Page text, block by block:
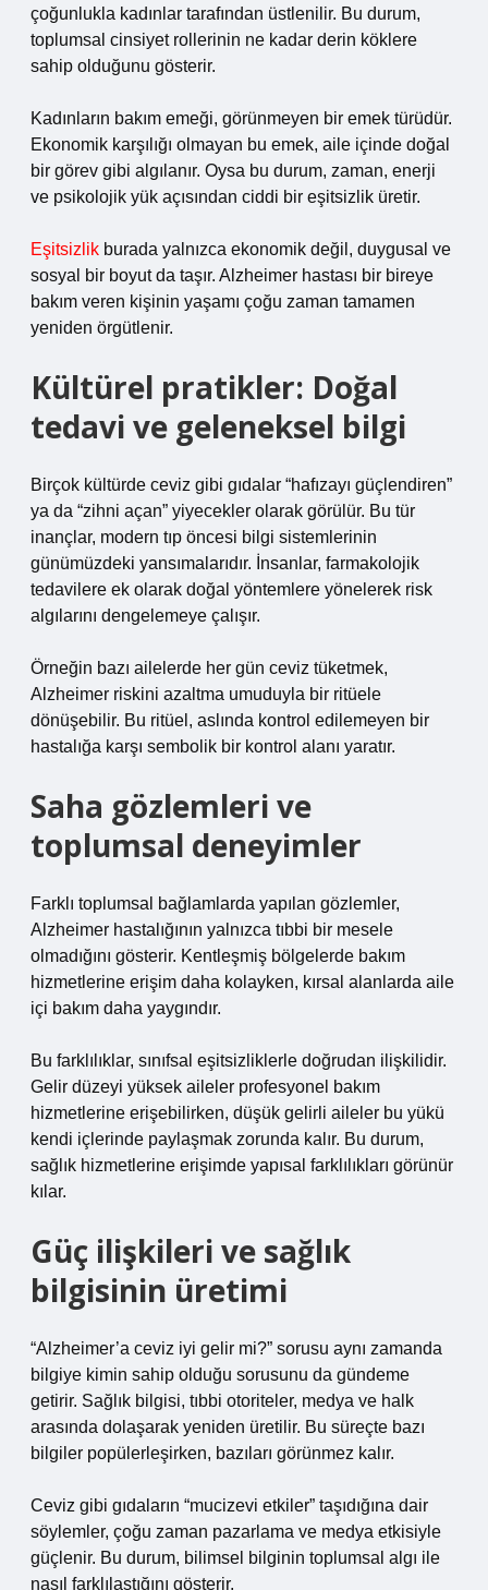
çoğunlukla kadınlar tarafından üstlenilir. Bu durum,
toplumsal cinsiyet rollerinin ne kadar derin köklere
sahip olduğunu gösterir.
Kadınların bakım emeği, görünmeyen bir emek türüdür.
Ekonomik karşılığı olmayan bu emek, aile içinde doğal
bir görev gibi algılanır. Oysa bu durum, zaman, enerji
ve psikolojik yük açısından ciddi bir eşitsizlik üretir.
Eşitsizlik burada yalnızca ekonomik değil, duygusal ve
sosyal bir boyut da taşır. Alzheimer hastası bir bireye
bakım veren kişinin yaşamı çoğu zaman tamamen
yeniden örgütlenir.
Kültürel pratikler: Doğal
tedavi ve geleneksel bilgi
Birçok kültürde ceviz gibi gıdalar “hafızayı güçlendiren”
ya da “zihni açan” yiyecekler olarak görülür. Bu tür
inançlar, modern tıp öncesi bilgi sistemlerinin
günümüzdeki yansımalarıdır. İnsanlar, farmakolojik
tedavilere ek olarak doğal yöntemlere yönelerek risk
algılarını dengelemeye çalışır.
Örneğin bazı ailelerde her gün ceviz tüketmek,
Alzheimer riskini azaltma umuduyla bir ritüele
dönüşebilir. Bu ritüel, aslında kontrol edilemeyen bir
hastalığa karşı sembolik bir kontrol alanı yaratır.
Saha gözlemleri ve
toplumsal deneyimler
Farklı toplumsal bağlamlarda yapılan gözlemler,
Alzheimer hastalığının yalnızca tıbbi bir mesele
olmadığını gösterir. Kentleşmiş bölgelerde bakım
hizmetlerine erişim daha kolayken, kırsal alanlarda aile
içi bakım daha yaygındır.
Bu farklılıklar, sınıfsal eşitsizliklerle doğrudan ilişkilidir.
Gelir düzeyi yüksek aileler profesyonel bakım
hizmetlerine erişebilirken, düşük gelirli aileler bu yükü
kendi içlerinde paylaşmak zorunda kalır. Bu durum,
sağlık hizmetlerine erişimde yapısal farklılıkları görünür
kılar.
Güç ilişkileri ve sağlık
bilgisinin üretimi
“Alzheimer’a ceviz iyi gelir mi?” sorusu aynı zamanda
bilgiye kimin sahip olduğu sorusunu da gündeme
getirir. Sağlık bilgisi, tıbbi otoriteler, medya ve halk
arasında dolaşarak yeniden üretilir. Bu süreçte bazı
bilgiler popülerleşirken, bazıları görünmez kalır.
Ceviz gibi gıdaların “mucizevi etkiler” taşıdığına dair
söylemler, çoğu zaman pazarlama ve medya etkisiyle
güçlenir. Bu durum, bilimsel bilginin toplumsal algı ile
nasıl farklılaştığını gösterir.